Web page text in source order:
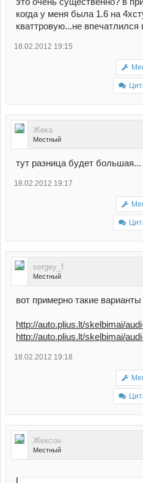
это очень существенно? в
когда у меня была 1.6 на
кваттровую...не
18.02.2012 19:15
Жека
Местный
тут разница будет большая...
18.02.2012 19:17
sergey_f
Местный
вот примерно такие варианты
http://auto.plius.lt/skelbimai/
http://auto.plius.lt/skelbimai/
18.02.2012 19:18
Жексон
Местный